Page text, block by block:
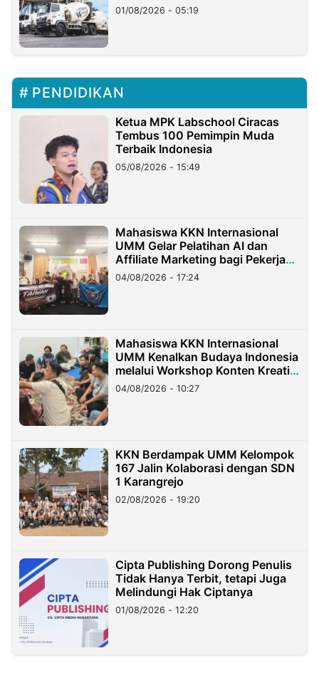
Ritto
01/08/2026 - 05:19
PENDIDIKAN
Ketua MPK Labschool Ciracas
Tembus 100 Pemimpin Muda
Terbaik Indonesia
05/08/2026 - 15:49
Mahasiswa KKN Internasional
UMM Gelar Pelatihan AI dan
Affiliate Marketing bagi Pekerja
Migran Indonesia di Taiwan
04/08/2026 - 17:24
Mahasiswa KKN Internasional
UMM Kenalkan Budaya Indonesia
melalui Workshop Konten Kreatif
di Taiwan
04/08/2026 - 10:27
KKN Berdampak UMM Kelompok
167 Jalin Kolaborasi dengan SDN
1 Karangrejo
02/08/2026 - 19:20
Cipta Publishing Dorong Penulis
Tidak Hanya Terbit, tetapi Juga
Melindungi Hak Ciptanya
01/08/2026 - 12:20